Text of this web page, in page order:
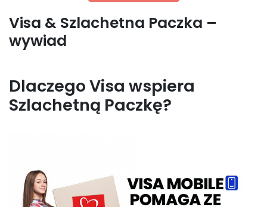
Visa & Szlachetna Paczka –
wywiad
Dlaczego Visa wspiera
Szlachetną Paczkę?